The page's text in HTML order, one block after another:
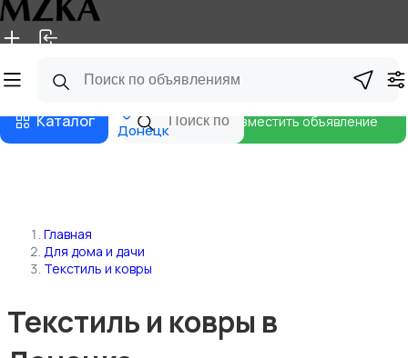
Главная Магазины
Каталог Донецк
Разместить объявление
Главная
Для дома и дачи
Текстиль и ковры
Текстиль и ковры в